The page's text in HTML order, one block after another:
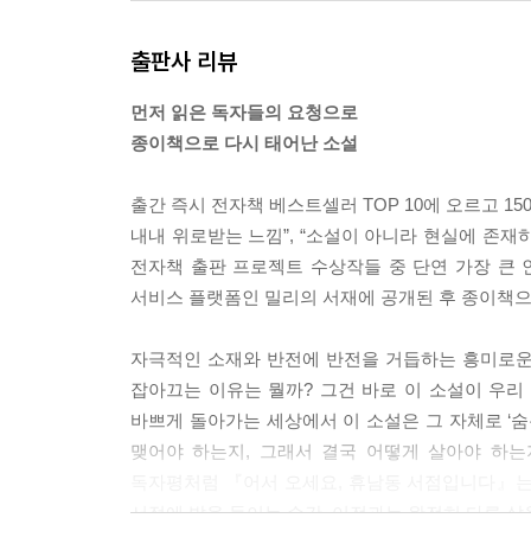
출판사 리뷰
먼저 읽은 독자들의 요청으로
종이책으로 다시 태어난 소설
출간 즉시 전자책 베스트셀러 TOP 10에 오르고
내내 위로받는 느낌”, “소설이 아니라 현실에 존
전자책 출판 프로젝트 수상작들 중 단연 가장 큰
서비스 플랫폼인 밀리의 서재에 공개된 후 종이책
자극적인 소재와 반전에 반전을 거듭하는 흥미로
잡아끄는 이유는 뭘까? 그건 바로 이 소설이 우
바쁘게 돌아가는 세상에서 이 소설은 그 자체로 ‘
맺어야 하는지, 그래서 결국 어떻게 살아야 하
서점에 발을 들이는 순간, 이전과는 완전히 다른 삶